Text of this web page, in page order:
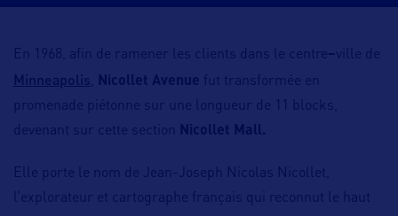
En 1968, afin de ramener les clients dans le centre– ville de
Minneapolis Nicollet Avenue fut transformée en
promenade piétonne sur une longueur de 11 blocks,
devenant sur cette section
Nicollet Mall.
Elle porte le nom de Jean-Joseph Nicolas Nicollet,
l’explorateur et cartographe français qui reconnut le haut